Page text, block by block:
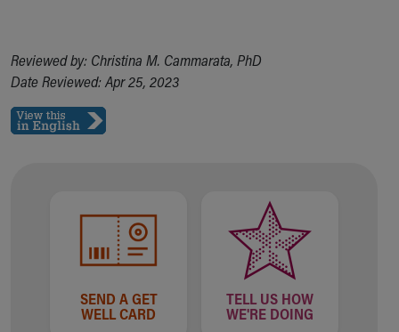
Reviewed by: Christina M. Cammarata, PhD
Date Reviewed: Apr 25, 2023
SEND A GET
WELL CARD
TELL US HOW
WE'RE DOING